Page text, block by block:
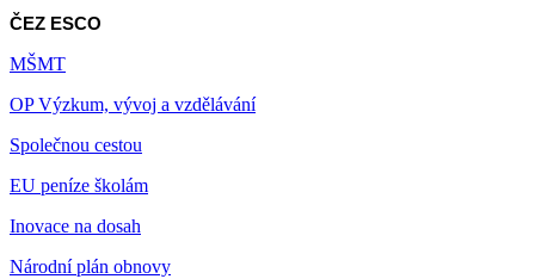
ČEZ ESCO
MŠMT
OP Výzkum, vývoj a vzdělávání
Společnou cestou
EU peníze školám
Inovace na dosah
Národní plán obnovy